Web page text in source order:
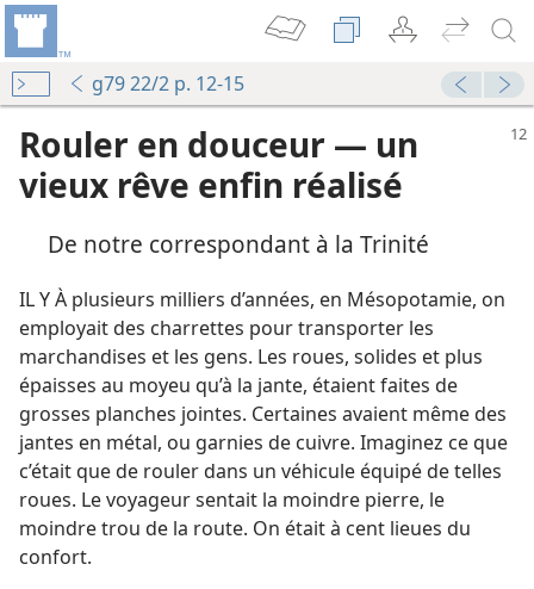
g79 22/2 p. 12-15
Rouler en douceur — un
vieux rêve enfin réalisé
De notre correspondant à la Trinité
IL Y À plusieurs milliers d’années, en Mésopotamie, on
employait des charrettes pour transporter les
marchandises et les gens. Les roues, solides et plus
épaisses au moyeu qu’à la jante, étaient faites de
grosses planches jointes. Certaines avaient même des
jantes en métal, ou garnies de cuivre. Imaginez ce que
c’était que de rouler dans un véhicule équipé de telles
roues. Le voyageur sentait la moindre pierre, le
moindre trou de la route. On était à cent lieues du
confort.